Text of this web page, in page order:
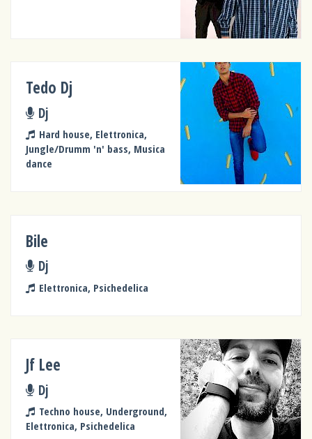
Tedo Dj
Dj
Hard house, Elettronica,
Jungle/Drumm 'n' bass, Musica
dance
Bile
Dj
Elettronica, Psichedelica
Jf Lee
Dj
Techno house, Underground,
Elettronica, Psichedelica